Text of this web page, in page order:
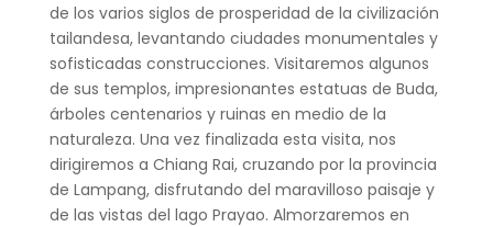
de los varios siglos de prosperidad de la civilización
tailandesa, levantando ciudades monumentales y
sofisticadas construcciones. Visitaremos algunos
de sus templos, impresionantes estatuas de Buda,
árboles centenarios y ruinas en medio de la
naturaleza. Una vez finalizada esta visita, nos
dirigiremos a Chiang Rai, cruzando por la provincia
de Lampang, disfrutando del maravilloso paisaje y
de las vistas del lago Prayao. Almorzaremos en